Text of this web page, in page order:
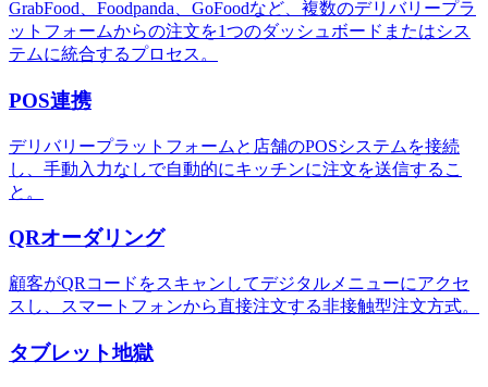
GrabFood、Foodpanda、GoFoodなど、複数のデリバリープラ
ットフォームからの注文を1つのダッシュボードまたはシス
テムに統合するプロセス。
POS連携
デリバリープラットフォームと店舗のPOSシステムを接続
し、手動入力なしで自動的にキッチンに注文を送信するこ
と。
QRオーダリング
顧客がQRコードをスキャンしてデジタルメニューにアクセ
スし、スマートフォンから直接注文する非接触型注文方式。
タブレット地獄